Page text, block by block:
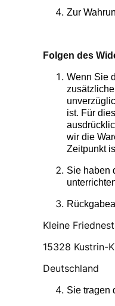
Zur
Folgen des
Wenn Sie
ist. Für
wir die
Zeitpunkt
Sie haben
Kleine
15328 Kustrin-
Deutschland
Sie tragen